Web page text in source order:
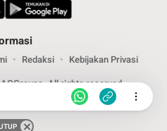
Redaksi
Kebijakan Privasi
All rights reserved